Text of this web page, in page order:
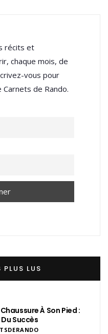
récits et
chaque mois, de
vous pour
de Rando.
PLUS LUS
À Son Pied :
Du Succès